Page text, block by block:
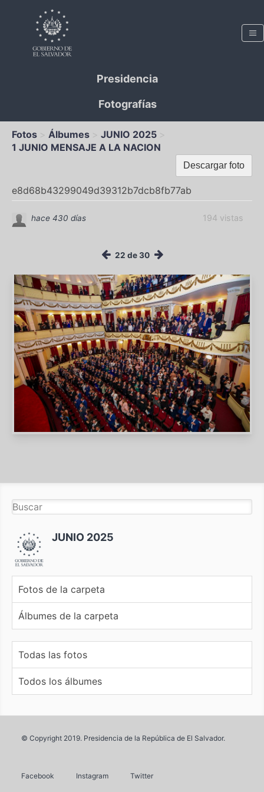
Presidencia
Fotografías
Fotos Álbumes
JUNIO 2025
1 JUNIO MENSAJE A LA NACION
Descargar foto
e8d68b43299049d39312b7dcb8fb77ab
194 vistas
hace 430 días
22 de 30
JUNIO 2025
Fotos de la carpeta
Álbumes de la carpeta
Todas las fotos
Todos los álbumes
© Copyright 2019. Presidencia de la República de El Salvador.
Facebook Instagram Twitter